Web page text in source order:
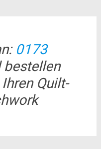
0173
Quilt-